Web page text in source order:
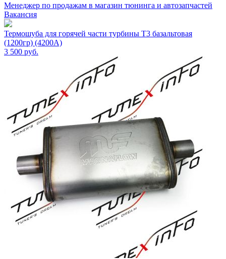
Менеджер по продажам в магазин тюнинга и автозапчастей
Вакансия
Термошуба для горячей части турбины T3 базальтовая
(1200гр) (4200A)
3 500 руб.